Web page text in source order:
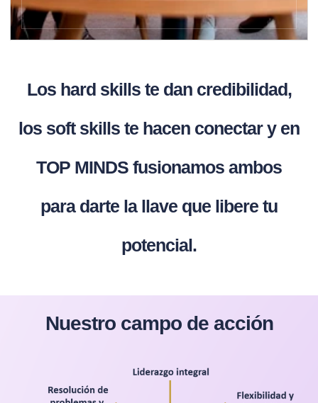
Los hard skills te dan credibilidad,
los soft skills te hacen conectar y en
TOP MINDS fusionamos ambos
para darte la llave que libere tu
potencial.
Nuestro campo de acción